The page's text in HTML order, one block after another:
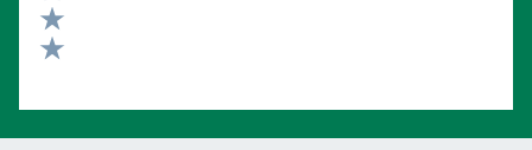
Valuta 3 stelle su 5
Valuta 2 stelle su 5